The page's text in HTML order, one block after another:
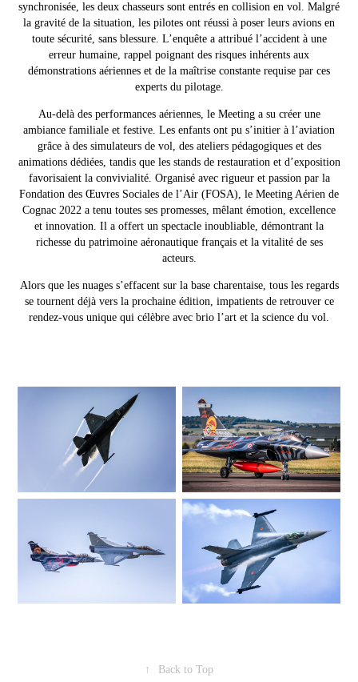
synchronisée, les deux chasseurs sont entrés en collision en vol. Malgré
la gravité de la situation, les pilotes ont réussi à poser leurs avions en
toute sécurité, sans blessure. L’enquête a attribué l’accident à une
erreur humaine, rappel poignant des risques inhérents aux
démonstrations aériennes et de la maîtrise constante requise par ces
experts du pilotage.
Au-delà des performances aériennes, le Meeting a su créer une
ambiance familiale et festive. Les enfants ont pu s’initier à l’aviation
grâce à des simulateurs de vol, des ateliers pédagogiques et des
animations dédiées, tandis que les stands de restauration et d’exposition
favorisaient la convivialité. Organisé avec rigueur et passion par la
Fondation des Œuvres Sociales de l’Air (FOSA), le Meeting Aérien de
Cognac 2022 a tenu toutes ses promesses, mêlant émotion, excellence
et innovation. Il a offert un spectacle inoubliable, démontrant la
richesse du patrimoine aéronautique français et la vitalité de ses
acteurs.
Alors que les nuages s’effacent sur la base charentaise, tous les regards
se tournent déjà vers la prochaine édition, impatients de retrouver ce
rendez-vous unique qui célèbre avec brio l’art et la science du vol.
↑ Back to Top